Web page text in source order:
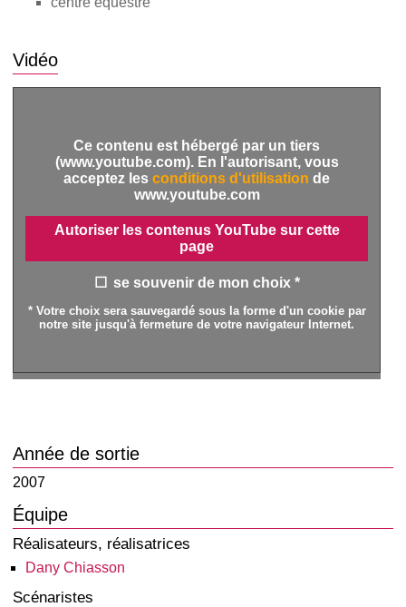
Vidéo
Ce contenu est hébergé par un tiers
(www.youtube.com). En l'autorisant, vous
acceptez les conditions d'utilisation de
www.youtube.com
Autoriser les contenus YouTube sur cette
page
se souvenir de mon choix *
* Votre choix sera sauvegardé sous la forme d'un cookie par
notre site jusqu'à fermeture de votre navigateur Internet.
Année de sortie
2007
Équipe
Réalisateurs, réalisatrices
Dany Chiasson
Scénaristes